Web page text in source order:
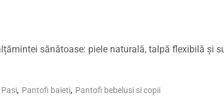
sănătoase: piele naturală, talpă flexibilă și
, Pantofi baieti, Pantofi bebelusi si copii